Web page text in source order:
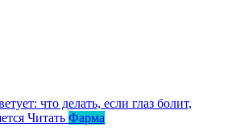
что делать, если глаз болит,
Читать Фарма